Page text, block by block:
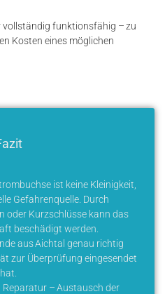
funktionsfähig – zu
Kosten eines möglichen
ist keine Kleinigkeit,
Gefahrenquelle. Durch
oder Kurzschlüsse kann das
beschädigt werden.
aus Aichtal genau richtig
zur Überprüfung eingesendet
hat.
– Austausch der